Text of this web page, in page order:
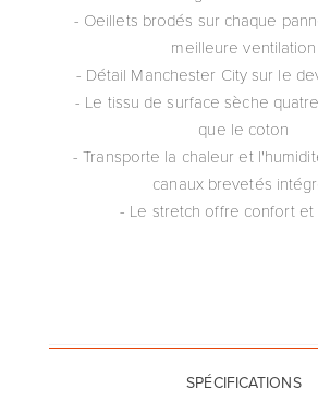
- Oeillets brodés sur chaque
meilleure ventilation
- Détail Manchester City sur le
- Le tissu de surface sèche
que le coton
- Transporte la chaleur et
canaux brevetés
- Le stretch offre confort et
SPÉCIFICATIONS